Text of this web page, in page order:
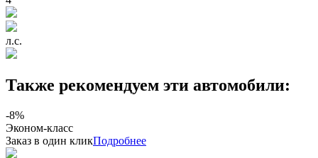
л.с.
Также рекомендуем эти автомобили:
-8%
Эконом-класс
Заказ в один кликПодробнее